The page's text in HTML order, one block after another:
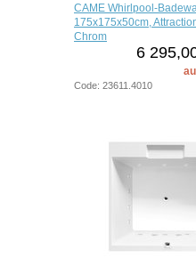
CAME Whirlpool-
175x175x50cm,
Chrom
6
Code: 23611.4010